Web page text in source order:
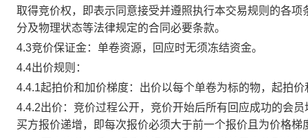
取得竞价权，即表示同意接受并遵照执行本交易规则的各
分及物理状态等法律规定的合同必要条款。
4.3竞价保证金：单卷资源，回应时无须冻结资金。
4.4出价规则：
4.4.1起拍价和加价梯度：出价以每个单卷为标的物，起拍
4.4.2出价：竞价过程公开，竞价开始后所有回应成功的会
买方报价递增，即每次报价必须大于前一个报价且为价格